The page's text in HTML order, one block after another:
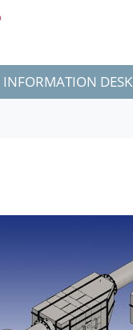
INFORMATION DESK